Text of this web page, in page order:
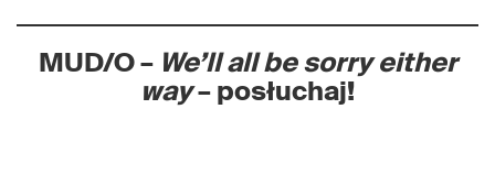
MUD/O – We’ll all be sorry either
way– posłuchaj!